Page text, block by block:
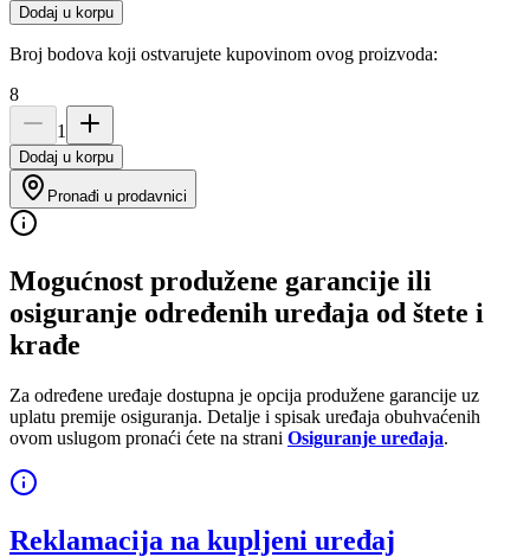
Dodaj u korpu
Broj bodova koji ostvarujete kupovinom ovog proizvoda:
8
1
Dodaj u korpu
Pronađi u prodavnici
Mogućnost produžene garancije ili
osiguranje određenih uređaja od štete i
krađe
Za određene uređaje dostupna je opcija produžene garancije uz
uplatu premije osiguranja. Detalje i spisak uređaja obuhvaćenih
ovom uslugom pronaći ćete na strani Osiguranje uređaja.
Reklamacija na kupljeni uređaj